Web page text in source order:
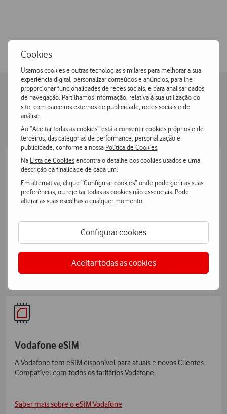
Cookies
Usamos cookies e outras tecnologias similares para melhorar a sua
experiência digital, personalizar conteúdos e anúncios, para lhe
proporcionar funcionalidades de redes sociais, e para analisar dados
de navegação. Partilhamos informação, relativa à sua utilização do
site, com parceiros externos de publicidade, redes sociais e de
análise.
Ao “Aceitar todas as cookies” está a consentir cookies próprios e de
terceiros, das categorias de performance, personalização e
publicidade, conforme a nossa Política de Cookies
Na Lista de Cookiesencontra o detalhe dos cookies usados e uma
descrição da finalidade de cada um.
Em alternativa, clique “Configurar cookies” onde pode gerir as suas
preferências, ou rejeitar todas as cookies não essenciais. Pode
alterar as suas escolhas a qualquer momento.
Configurar cookies
Aceitar todas as cookies
Vantagens em ser Cliente Vodafone
Roaming
móveis fora da Europa, desde €4,90 por dia.
Ver página de Roaming
Vodafone eSIM
A Vodafone tem eSIM disponível para atuais e novos Clientes.
Compatível com todos os tarifários Vodafone.
Saber mais sobre o eSIM Vodafone